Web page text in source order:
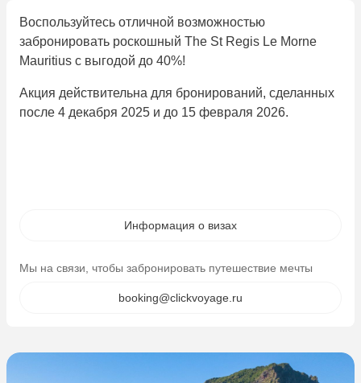
Информация о визах
Мы на связи, чтобы забронировать путешествие мечты
booking@clickvoyage.ru
Воспользуйтесь отличной возможностью
забронировать роскошный The St Regis Le Morne
Mauritius с выгодой до 40%!
Акция действительна для бронирований, сделанных
после 4 декабря 2025 и до 15 февраля 2026.